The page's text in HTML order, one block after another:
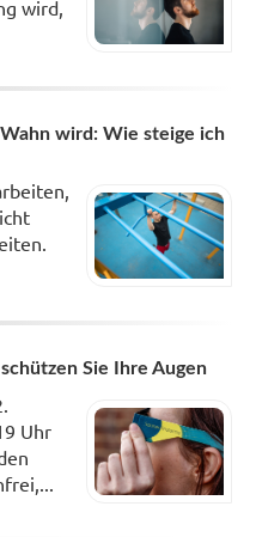
wird,
wird: Wie steige ich
Sie Ihre Augen
Uhr